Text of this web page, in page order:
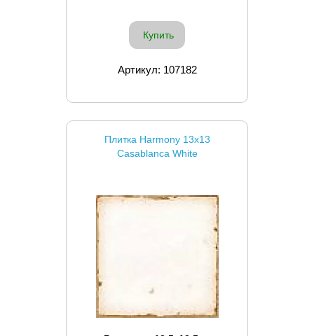
Купить
Артикул: 107182
Плитка Harmony 13x13
Casablanca White